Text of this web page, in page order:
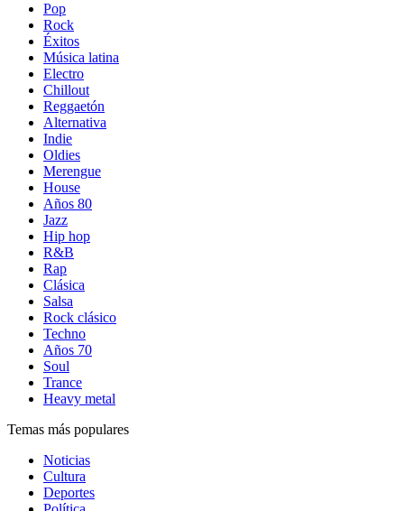
Pop
Rock
Éxitos
Música latina
Electro
Chillout
Reggaetón
Alternativa
Indie
Oldies
Merengue
House
Años 80
Jazz
Hip hop
R&B
Rap
Clásica
Salsa
Rock clásico
Techno
Años 70
Soul
Trance
Heavy metal
Temas más populares
Noticias
Cultura
Deportes